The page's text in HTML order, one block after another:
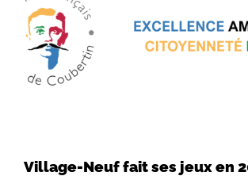
Village-Neuf fait ses jeux en